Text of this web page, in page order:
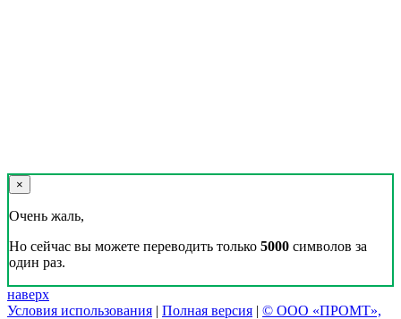
×
Очень жаль,
Но сейчас вы можете переводить только 5000 символов за
один раз.
наверх
Условия использования | Полная версия | © ООО «ПРОМТ»,